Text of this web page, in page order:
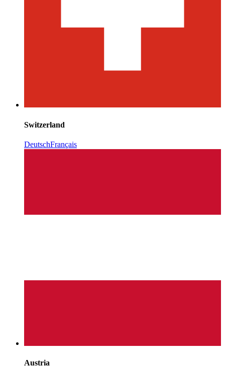
Switzerland
DeutschFrançais
Austria